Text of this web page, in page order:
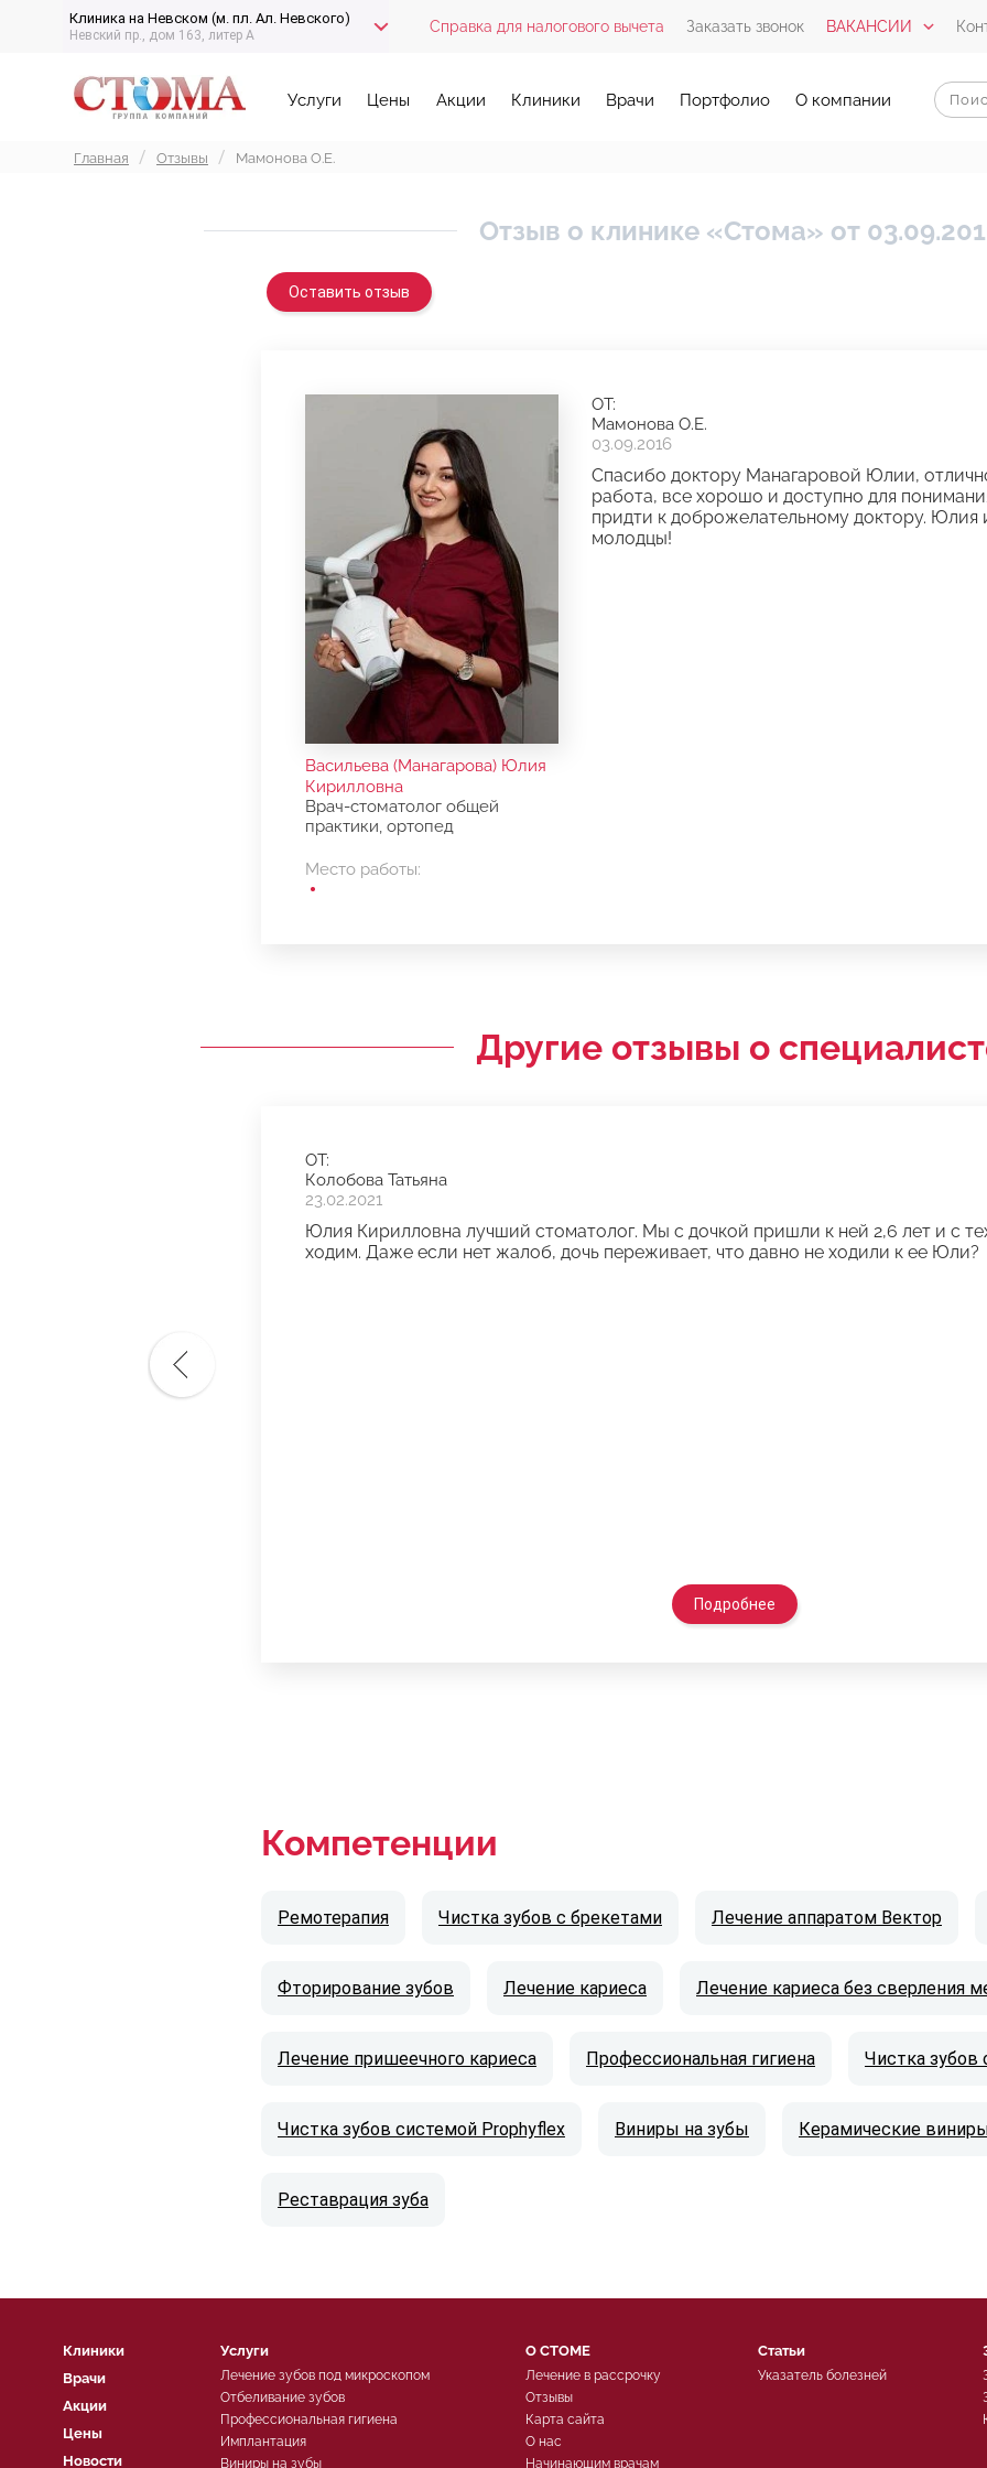
Клиника на Невском (м. пл. Ал. Невского)
Невский пр., дом 163, литер А Справка для налогового вычета Заказать звонок ВАКАНСИИ
Услуги Цены Акции Клиники Врачи Портфолио О компании
Главная Отзывы Мамонова О.Е.
Отзыв о клинике «Стома» от
Оставить отзыв
Васильева (Манагарова) Юлия
Кирилловна
Врач-стоматолог общей
практики, ортопед
Место работы:
ОТ:
Мамонова О.Е.
03.09.2016
Спасибо доктору Манагаровой Юлии,
работа, все хорошо и доступно для
придти к доброжелательному доктору. Юлия
молодцы!
Другие отзывы о
ОТ:
Колобова Татьяна
23.02.2021
Юлия Кирилловна лучший стоматолог. Мы с дочкой пришли к ней 2,6 лет и с
ходим. Даже если нет жалоб, дочь переживает, что давно не ходили к ее Юли?
Подробнее
Компетенции
Ремотерапия Чистка зубов с брекетами Лечение аппаратом Вектор
Фторирование зубов Лечение кариеса Лечение кариеса без сверления
Лечение пришеечного кариеса Профессиональная гигиена Чистка зубов
Чистка зубов системой Prophyflex Виниры на зубы Керамические
Реставрация зуба
Клиники
Врачи
Акции
Цены
Новости
Услуги
Лечение зубов под микроскопом
Отбеливание зубов
Профессиональная гигиена
Имплантация
Виниры на зубы
О СТОМЕ
Лечение в рассрочку
Отзывы
Карта сайта
О нас
Начинающим врачам
Статьи
Указатель болезней